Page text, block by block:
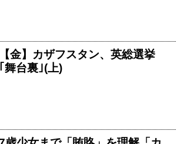
【金】カザフスタン、英総選挙
｢舞台裏｣(上)